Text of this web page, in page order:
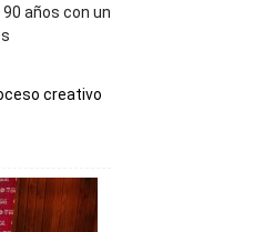
años con un
creativo